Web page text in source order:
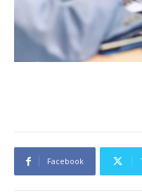
Facebook